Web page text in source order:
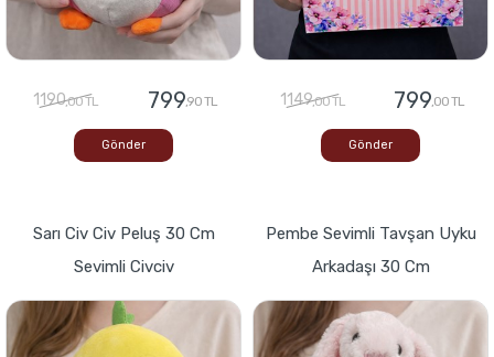
1190,00 TL 799,90 TL
Gönder
1149,00 TL 799,00 TL
Gönder
Sarı Civ Civ Peluş 30 Cm
Sevimli Civciv
Pembe Sevimli Tavşan Uyku
Arkadaşı 30 Cm